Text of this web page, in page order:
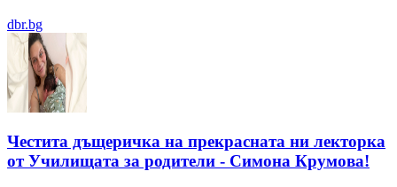
dbr.bg
Честита дъщеричка на прекрасната ни лекторка
от Училищата за родители - Симона Крумова!